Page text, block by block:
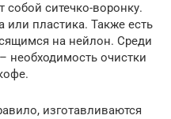
ситечко-воронку.
или пластика. Также есть
на нейлон. Среди
необходимость очистки
изготавливаются